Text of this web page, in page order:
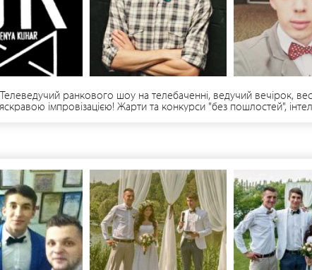
ранкового шоу на телебаченні, ведучий вечірок,
імпровізацією! Жарти та конкурси "без пошлостей",